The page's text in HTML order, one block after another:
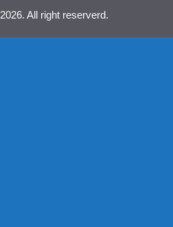
All right reserverd.